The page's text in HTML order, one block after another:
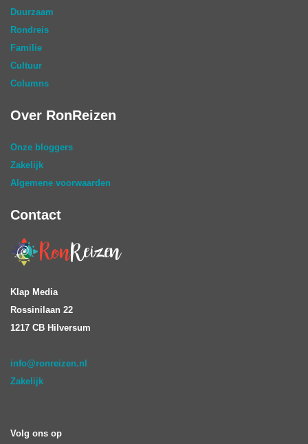
Duurzaam
Rondreis
Familie
Cultuur
Columns
Over RonReizen
Onze bloggers
Zakelijk
Algemene voorwaarden
Contact
Klap Media
Rossinilaan 22
1217 CB Hilversum
info@ronreizen.nl
Zakelijk
Volg ons op